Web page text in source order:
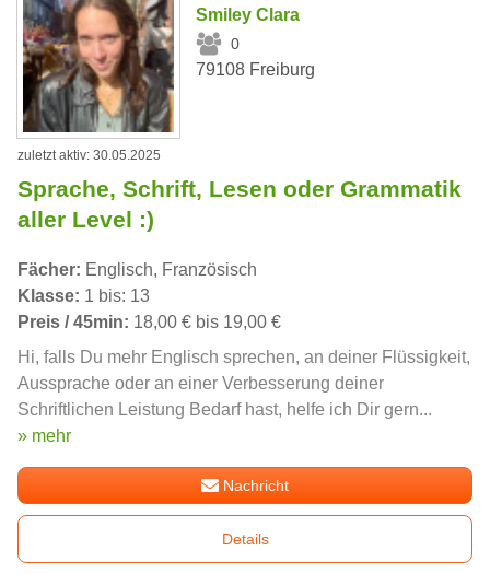
Smiley Clara
0
79108 Freiburg
zuletzt aktiv: 30.05.2025
Sprache, Schrift, Lesen oder Grammatik
aller Level :)
Fächer: Englisch, Französisch
Klasse: 1 bis: 13
Preis / 45min: 18,00 € bis 19,00 €
Hi, falls Du mehr Englisch sprechen, an deiner Flüssigkeit,
Aussprache oder an einer Verbesserung deiner
Schriftlichen Leistung Bedarf hast, helfe ich Dir gern...
» mehr
Nachricht
Details